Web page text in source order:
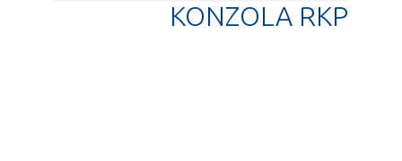
KONZOLA RKP